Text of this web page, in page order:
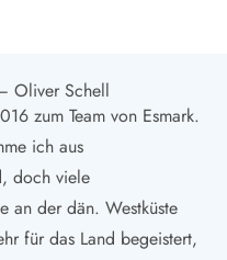
Oliver Schell
zum Team von Esmark.
ich aus
doch viele
an der dän. Westküste
für das Land begeistert,